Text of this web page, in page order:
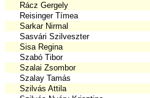
Rácz Gergely
Reisinger Tímea
Sarkar Nirmal
Sasvári Szilveszter
Sisa Regina
Szabó Tibor
Szalai Zsombor
Szalay Tamás
Szilvás Attila